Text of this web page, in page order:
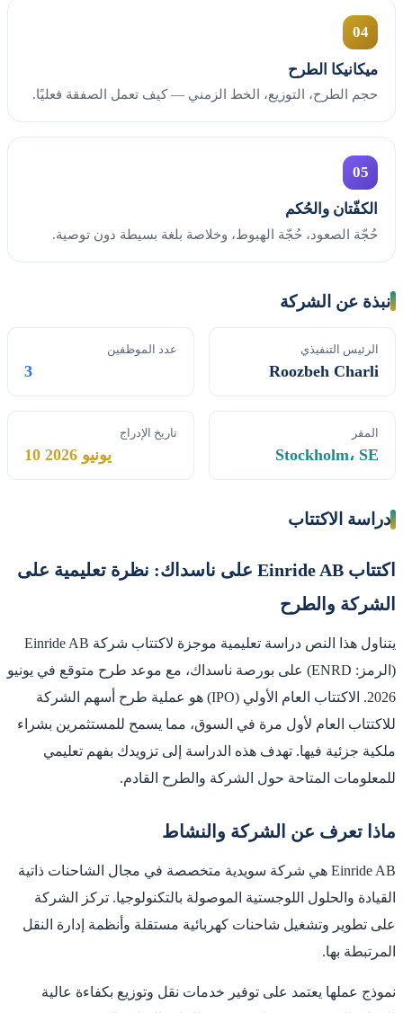
04
ميكانيكا الطرح
حجم الطرح، التوزيع، الخط الزمني — كيف تعمل الصفقة فعليًا.
05
الكفّتان والحُكم
حُجّة الصعود، حُجّة الهبوط، وخلاصة بلغة بسيطة دون توصية.
نبذة عن الشركة
الرئيس التنفيذي
Roozbeh Charli
عدد الموظفين
3
المقر
Stockholm، SE
تاريخ الإدراج
10 يونيو 2026
دراسة الاكتتاب
اكتتاب Einride AB على ناسداك: نظرة تعليمية على
الشركة والطرح
يتناول هذا النص دراسة تعليمية موجزة لاكتتاب شركة Einride AB
(الرمز: ENRD) على بورصة ناسداك، مع موعد طرح متوقع في يونيو
2026. الاكتتاب العام الأولي (IPO) هو عملية طرح أسهم الشركة
للاكتتاب العام لأول مرة في السوق، مما يسمح للمستثمرين بشراء
ملكية جزئية فيها. تهدف هذه الدراسة إلى تزويدك بفهم تعليمي
للمعلومات المتاحة حول الشركة والطرح القادم.
ماذا تعرف عن الشركة والنشاط
Einride AB هي شركة سويدية متخصصة في مجال الشاحنات ذاتية
القيادة والحلول اللوجستية الموصولة بالتكنولوجيا. تركز الشركة
على تطوير وتشغيل شاحنات كهربائية مستقلة وأنظمة إدارة النقل
المرتبطة بها.
نموذج عملها يعتمد على توفير خدمات نقل وتوزيع بكفاءة عالية